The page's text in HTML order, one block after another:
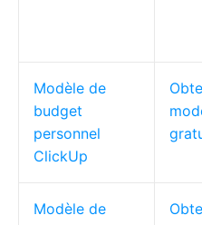
Modèle de
budget
personnel
ClickUp
Modèle de